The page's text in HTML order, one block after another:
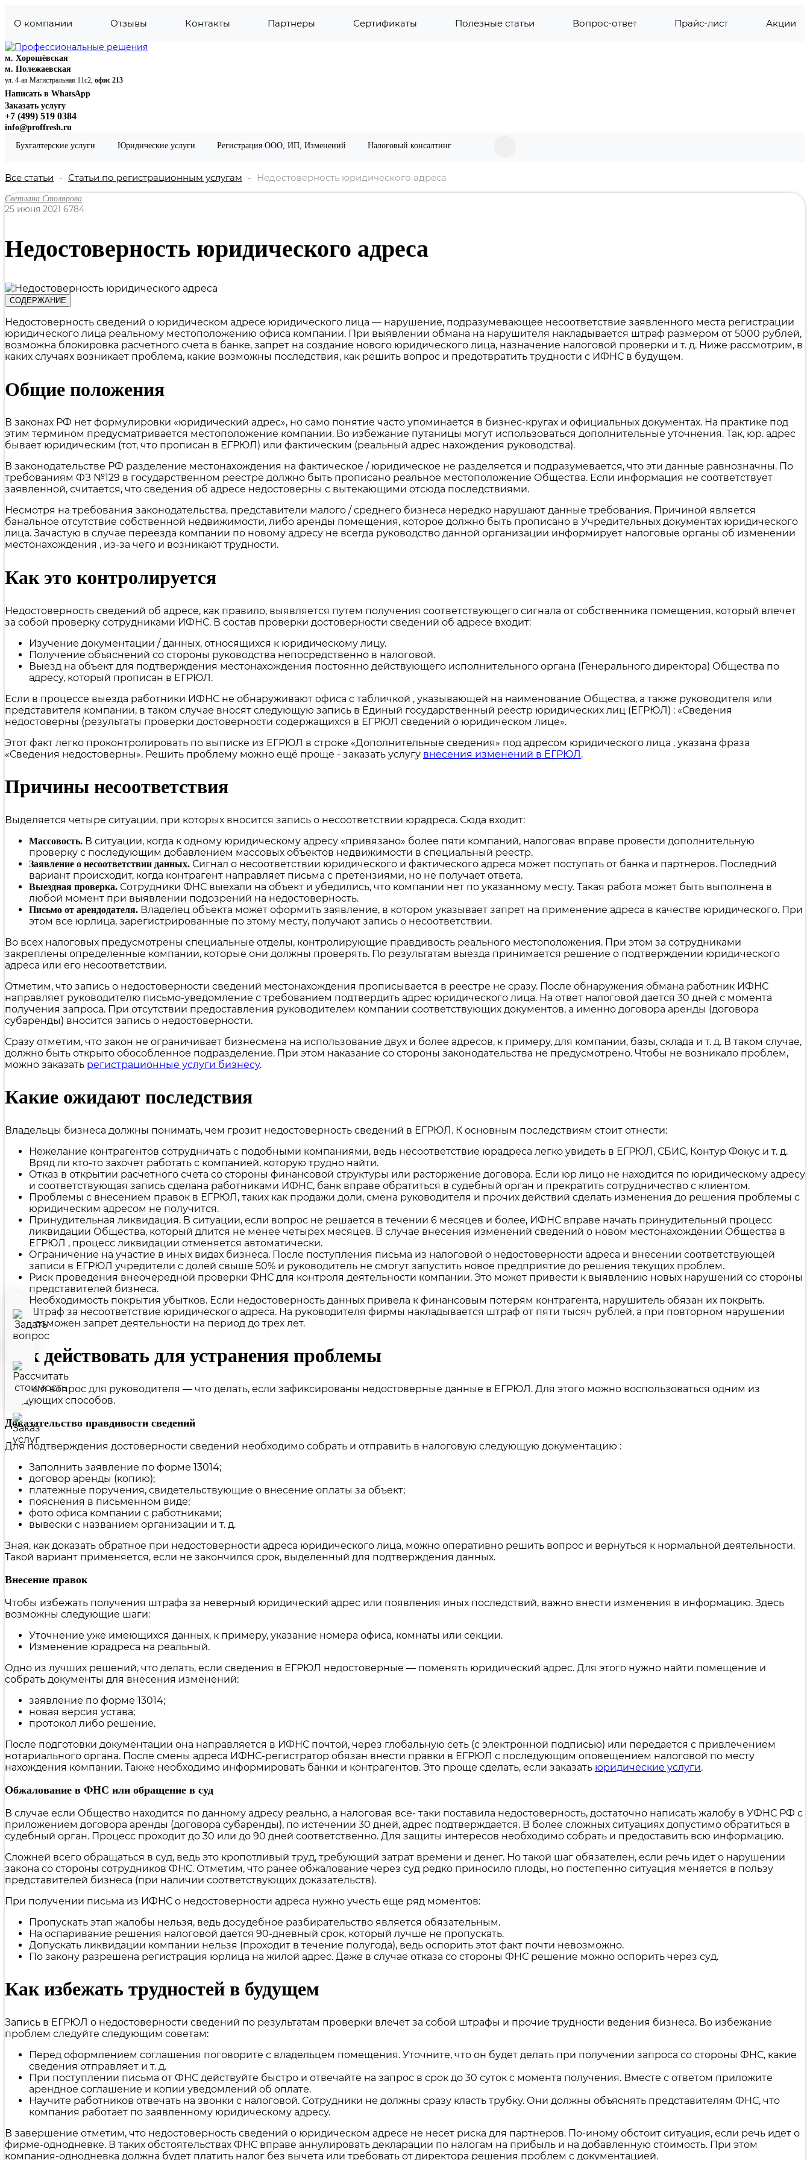
О компании Отзывы Контакты Партнеры Сертификаты Полезные статьи Вопрос-ответ Прайс-лист Акции
м. Хорошёвская
м. Полежаевская
ул. 4-ая Магистральная 11с2, офис 213
Написать в WhatsApp
Заказать услугу
+7 (499) 519 0384
info@proffresh.ru
Бухгалтерские услуги
Юридические услуги Регистрация ООО, ИП, Изменений Налоговый консалтинг
Налоговый вычет по процентам
Налоговый вычет за лечение
Налоговый вычет за обучение
Возврат подоходного налога при покупке квартиры
Налоговый вычет за ипотеку
Начисление и контроль своевременности уплаты налогов и страховых взносов
Формирование и сдача отчетности в налоговую инспекцию и ФСС
Формирование и сдача отчетности в налоговую инспекцию (НДС, Налог на прибыль, Бухотчетность) и ФСС
Налоговая декларация 3-НДФЛ для ИП
Налоговая декларация 3-НДФЛ для иностранцев
Налоговая декларация 3-НДФЛ по ценным бумагам
Все статьи Статьи по регистрационным услугам Недостоверность юридического адреса
Светлана Столярова
25 июня 2021 6784
Недостоверность юридического адреса
СОДЕРЖАНИЕ
Недостоверность сведений о юридическом адресе юридического лица — нарушение, подразумевающее несоответствие заявленного места регистрации
юридического лица реальному местоположению офиса компании. При выявлении обмана на нарушителя накладывается штраф размером от 5000 рублей,
возможна блокировка расчетного счета в банке, запрет на создание нового юридического лица, назначение налоговой проверки и т. д. Ниже рассмотрим, в
каких случаях возникает проблема, какие возможны последствия, как решить вопрос и предотвратить трудности с ИФНС в будущем.
Общие положения
В законах РФ нет формулировки «юридический адрес», но само понятие часто упоминается в бизнес-кругах и официальных документах. На практике под
этим термином предусматривается местоположение компании. Во избежание путаницы могут использоваться дополнительные уточнения. Так, юр. адрес
бывает юридическим (тот, что прописан в ЕГРЮЛ) или фактическим (реальный адрес нахождения руководства).
В законодательстве РФ разделение местонахождения на фактическое / юридическое не разделяется и подразумевается, что эти данные равнозначны. По
требованиям ФЗ №129 в государственном реестре должно быть прописано реальное местоположение Общества. Если информация не соответствует
заявленной, считается, что сведения об адресе недостоверны с вытекающими отсюда последствиями.
Несмотря на требования законодательства, представители малого / среднего бизнеса нередко нарушают данные требования. Причиной является
банальное отсутствие собственной недвижимости, либо аренды помещения, которое должно быть прописано в Учредительных документах юридического
лица. Зачастую в случае переезда компании по новому адресу не всегда руководство данной организации информирует налоговые органы об изменении
местонахождения , из-за чего и возникают трудности.
Как это контролируется
Недостоверность сведений об адресе, как правило, выявляется путем получения соответствующего сигнала от собственника помещения, который влечет
за собой проверку сотрудниками ИФНС. В состав проверки достоверности сведений об адресе входит:
Изучение документации / данных, относящихся к юридическому лицу.
Получение объяснений со стороны руководства непосредственно в налоговой.
Выезд на объект для подтверждения местонахождения постоянно действующего исполнительного органа (Генерального директора) Общества по
адресу, который прописан в ЕГРЮЛ.
Если в процессе выезда работники ИФНС не обнаруживают офиса с табличкой , указывающей на наименование Общества, а также руководителя или
представителя компании, в таком случае вносят следующую запись в Единый государственный реестр юридических лиц (ЕГРЮЛ) : «Сведения
недостоверны (результаты проверки достоверности содержащихся в ЕГРЮЛ сведений о юридическом лице».
Этот факт легко проконтролировать по выписке из ЕГРЮЛ в строке «Дополнительные сведения» под адресом юридического лица , указана фраза
«Сведения недостоверны». Решить проблему можно ещё проще - заказать услугу внесения изменений в ЕГРЮЛ.
Причины несоответствия
Выделяется четыре ситуации, при которых вносится запись о несоответствии юрадреса. Сюда входит:
Массовость. В ситуации, когда к одному юридическому адресу «привязано» более пяти компаний, налоговая вправе провести дополнительную
проверку с последующим добавлением массовых объектов недвижимости в специальный реестр.
Заявление о несоответствии данных. Сигнал о несоответствии юридического и фактического адреса может поступать от банка и партнеров. Последний
вариант происходит, когда контрагент направляет письма с претензиями, но не получает ответа.
Выездная проверка. Сотрудники ФНС выехали на объект и убедились, что компании нет по указанному месту. Такая работа может быть выполнена в
любой момент при выявлении подозрений на недостоверность.
Письмо от арендодателя. Владелец объекта может оформить заявление, в котором указывает запрет на применение адреса в качестве юридического. При
этом все юрлица, зарегистрированные по этому месту, получают запись о несоответствии.
Во всех налоговых предусмотрены специальные отделы, контролирующие правдивость реального местоположения. При этом за сотрудниками
закреплены определенные компании, которые они должны проверять. По результатам выезда принимается решение о подтверждении юридического
адреса или его несоответствии.
Отметим, что запись о недостоверности сведений местонахождения прописывается в реестре не сразу. После обнаружения обмана работник ИФНС
направляет руководителю письмо-уведомление с требованием подтвердить адрес юридического лица. На ответ налоговой дается 30 дней с момента
получения запроса. При отсутствии предоставления руководителем компании соответствующих документов, а именно договора аренды (договора
субаренды) вносится запись о недостоверности.
Сразу отметим, что закон не ограничивает бизнесмена на использование двух и более адресов, к примеру, для компании, базы, склада и т. д. В таком случае,
должно быть открыто обособленное подразделение. При этом наказание со стороны законодательства не предусмотрено. Чтобы не возникало проблем,
можно заказать регистрационные услуги бизнесу.
Какие ожидают последствия
Владельцы бизнеса должны понимать, чем грозит недостоверность сведений в ЕГРЮЛ. К основным последствиям стоит отнести:
Нежелание контрагентов сотрудничать с подобными компаниями, ведь несоответствие юрадреса легко увидеть в ЕГРЮЛ, СБИС, Контур Фокус и т. д.
Вряд ли кто-то захочет работать с компанией, которую трудно найти.
Отказ в открытии расчетного счета со стороны финансовой структуры или расторжение договора. Если юр лицо не находится по юридическому адресу
и соответствующая запись сделана работниками ИФНС, банк вправе обратиться в судебный орган и прекратить сотрудничество с клиентом.
Проблемы с внесением правок в ЕГРЮЛ, таких как продажи доли, смена руководителя и прочих действий сделать изменения до решения проблемы с
юридическим адресом не получится.
Принудительная ликвидация. В ситуации, если вопрос не решается в течении 6 месяцев и более, ИФНС вправе начать принудительный процесс
ликвидации Общества, который длится не менее четырех месяцев. В случае внесения изменений сведений о новом местонахождении Общества в
ЕГРЮЛ , процесс ликвидации отменяется автоматически.
Ограничение на участие в иных видах бизнеса. После поступления письма из налоговой о недостоверности адреса и внесении соответствующей
записи в ЕГРЮЛ учредители с долей свыше 50% и руководитель не смогут запустить новое предприятие до решения текущих проблем.
Риск проведения внеочередной проверки ФНС для контроля деятельности компании. Это может привести к выявлению новых нарушений со стороны
представителей бизнеса.
Необходимость покрытия убытков. Если недостоверность данных привела к финансовым потерям контрагента, нарушитель обязан их покрыть.
Штраф за несоответствие юридического адреса. На руководителя фирмы накладывается штраф от пяти тысяч рублей, а при повторном нарушении
возможен запрет деятельности на период до трех лет.
Как действовать для устранения проблемы
Главный вопрос для руководителя — что делать, если зафиксированы недостоверные данные в ЕГРЮЛ. Для этого можно воспользоваться одним из
следующих способов.
Доказательство правдивости сведений
Для подтверждения достоверности сведений необходимо собрать и отправить в налоговую следующую документацию :
Заполнить заявление по форме 13014;
договор аренды (копию);
платежные поручения, свидетельствующие о внесение оплаты за объект;
пояснения в письменном виде;
фото офиса компании с работниками;
вывески с названием организации и т. д.
Зная, как доказать обратное при недостоверности адреса юридического лица, можно оперативно решить вопрос и вернуться к нормальной деятельности.
Такой вариант применяется, если не закончился срок, выделенный для подтверждения данных.
Внесение правок
Чтобы избежать получения штрафа за неверный юридический адрес или появления иных последствий, важно внести изменения в информацию. Здесь
возможны следующие шаги:
Уточнение уже имеющихся данных, к примеру, указание номера офиса, комнаты или секции.
Изменение юрадреса на реальный.
Одно из лучших решений, что делать, если сведения в ЕГРЮЛ недостоверные — поменять юридический адрес. Для этого нужно найти помещение и
собрать документы для внесения изменений:
заявление по форме 13014;
новая версия устава;
протокол либо решение.
После подготовки документации она направляется в ИФНС почтой, через глобальную сеть (с электронной подписью) или передается с привлечением
нотариального органа. После смены адреса ИФНС-регистратор обязан внести правки в ЕГРЮЛ с последующим оповещением налоговой по месту
нахождения компании. Также необходимо информировать банки и контрагентов. Это проще сделать, если заказать юридические услуги.
Обжалование в ФНС или обращение в суд
В случае если Общество находится по данному адресу реально, а налоговая все- таки поставила недостоверность, достаточно написать жалобу в УФНС РФ с
приложением договора аренды (договора субаренды), по истечении 30 дней, адрес подтверждается. В более сложных ситуациях допустимо обратиться в
судебный орган. Процесс проходит до 30 или до 90 дней соответственно. Для защиты интересов необходимо собрать и предоставить всю информацию.
Сложней всего обращаться в суд, ведь это кропотливый труд, требующий затрат времени и денег. Но такой шаг обязателен, если речь идет о нарушении
закона со стороны сотрудников ФНС. Отметим, что ранее обжалование через суд редко приносило плоды, но постепенно ситуация меняется в пользу
представителей бизнеса (при наличии соответствующих доказательств).
При получении письма из ИФНС о недостоверности адреса нужно учесть еще ряд моментов:
Пропускать этап жалобы нельзя, ведь досудебное разбирательство является обязательным.
На оспаривание решения налоговой дается 90-дневный срок, который лучше не пропускать.
Допускать ликвидации компании нельзя (проходит в течение полугода), ведь оспорить этот факт почти невозможно.
По закону разрешена регистрация юрлица на жилой адрес. Даже в случае отказа со стороны ФНС решение можно оспорить через суд.
Как избежать трудностей в будущем
Запись в ЕГРЮЛ о недостоверности сведений по результатам проверки влечет за собой штрафы и прочие трудности ведения бизнеса. Во избежание
проблем следуйте следующим советам:
Перед оформлением соглашения поговорите с владельцем помещения. Уточните, что он будет делать при получении запроса со стороны ФНС, какие
сведения отправляет и т. д.
При поступлении письма от ФНС действуйте быстро и отвечайте на запрос в срок до 30 суток с момента получения. Вместе с ответом приложите
арендное соглашение и копии уведомлений об оплате.
Научите работников отвечать на звонки с налоговой. Сотрудники не должны сразу класть трубку. Они должны объяснять представителям ФНС, что
компания работает по заявленному юридическому адресу.
В завершение отметим, что недостоверность сведений о юридическом адресе не несет риска для партнеров. По-иному обстоит ситуация, если речь идет о
фирме-однодневке. В таких обстоятельствах ФНС вправе аннулировать декларации по налогам на прибыль и на добавленную стоимость. При этом
компания-однодневка должна будет платить налог без вычета или требовать от директора решения проблем с документацией.